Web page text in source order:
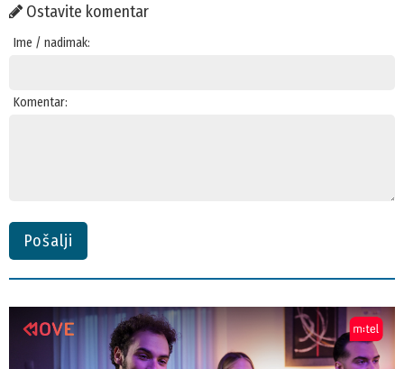
Ostavite komentar
Ime / nadimak:
Komentar:
Pošalji